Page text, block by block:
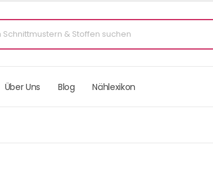
Über Uns Blog Nählexikon